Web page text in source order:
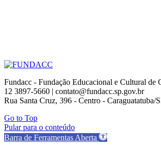
Fundacc - Fundação Educacional e Cultural de
12 3897-5660 | contato@fundacc.sp.gov.br
Rua Santa Cruz, 396 - Centro - Caraguatatuba/
Go to Top
Pular para o conteúdo
Barra de Ferramentas Aberta